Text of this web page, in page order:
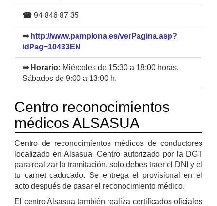
☎ 94 846 87 35
➡ http://www.pamplona.es/verPagina.asp?
idPag=10433EN
➡ Horario: Miércoles de 15:30 a 18:00 horas.
Sábados de 9:00 a 13:00 h.
Centro reconocimientos
médicos ALSASUA
Centro de reconocimientos médicos de conductores
localizado en Alsasua. Centro autorizado por la DGT
para realizar la tramitación, solo debes traer el DNI y el
tu carnet caducado. Se entrega el provisional en el
acto después de pasar el reconocimiento médico.
El centro Alsasua también realiza certificados oficiales